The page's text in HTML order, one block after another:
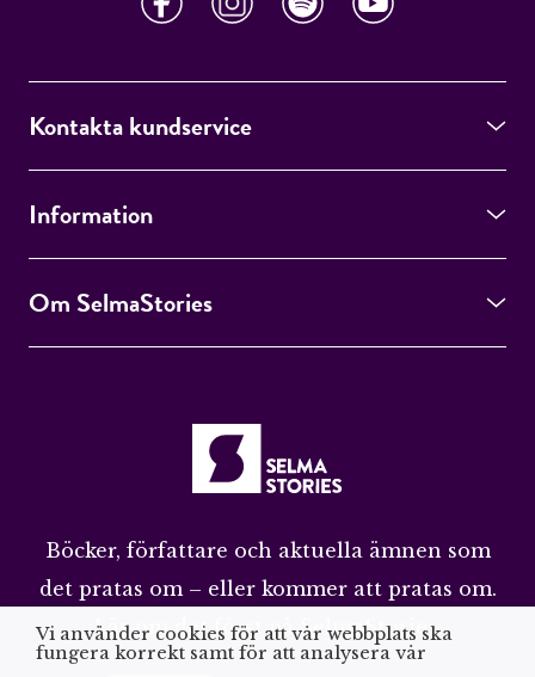
Kontakta kundservice
Information
Om SelmaStories
Böcker, författare och aktuella ämnen som
det pratas om – eller kommer att pratas om.
Läs om det först på SelmaStories.
Vi använder cookies för att vår webbplats ska
fungera korrekt samt för att analysera vår